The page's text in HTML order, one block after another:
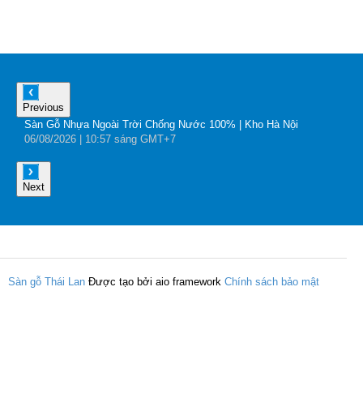
Previous
Sàn Gỗ Nhựa Ngoài Trời Chống Nước 100% | Kho Hà Nội
06/08/2026 | 10:57 sáng GMT+7
Next
Sàn gỗ Thái Lan Được tạo bởi aio framework Chính sách bảo mật